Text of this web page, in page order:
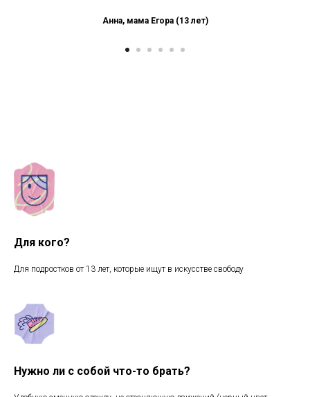
Анна, мама Егора (13 лет)
Для кого?
Для подростков от 13 лет, которые ищут в искусстве свободу
Нужно ли с собой что-то брать?